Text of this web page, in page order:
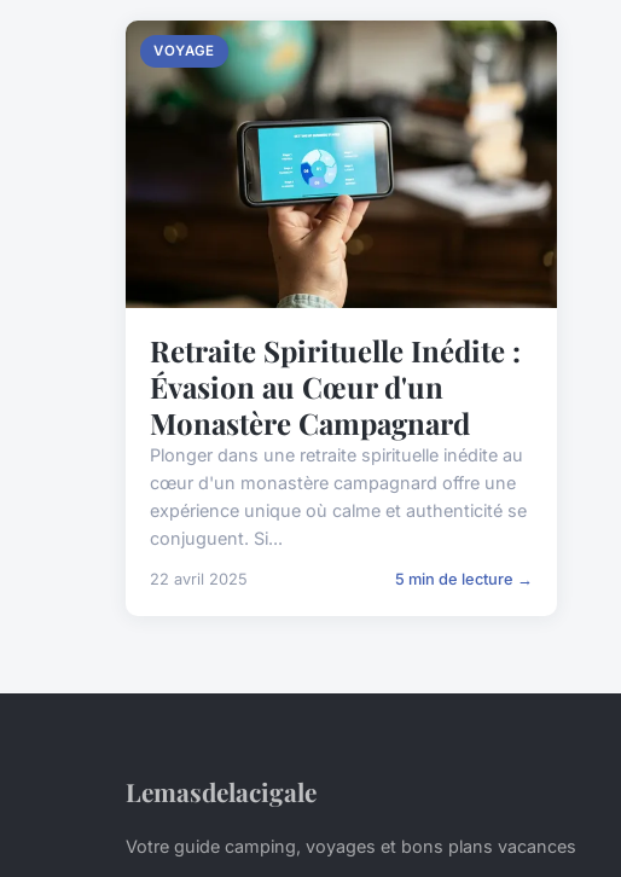
VOYAGE
Retraite Spirituelle Inédite :
Évasion au Cœur d'un
Monastère Campagnard
Plonger dans une retraite spirituelle inédite au
cœur d'un monastère campagnard offre une
expérience unique où calme et authenticité se
conjuguent. Si...
22 avril 2025 5 min de lecture →
Lemasdelacigale
Votre guide camping, voyages et bons plans vacances